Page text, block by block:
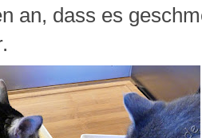
an, dass es